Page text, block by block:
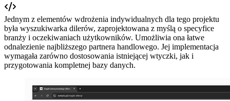
Jednym z elementów wdrożenia indywidualnych dla tego projektu
była wyszukiwarka dilerów, zaprojektowana z myślą o specyfice
branży i oczekiwaniach użytkowników. Umożliwia ona łatwe
odnalezienie najbliższego partnera handlowego. Jej implementacja
wymagała zarówno dostosowania istniejącej wtyczki, jak i
przygotowania kompletnej bazy danych.